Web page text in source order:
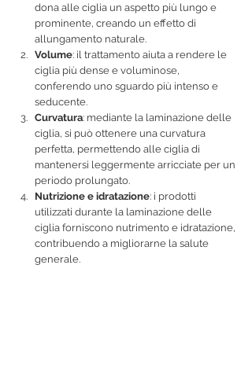
dona alle ciglia un aspetto più lungo e
prominente, creando un effetto di
allungamento naturale.
Volume: il trattamento aiuta a rendere le
ciglia più dense e voluminose,
conferendo uno sguardo più intenso e
seducente.
Curvatura: mediante la laminazione delle
ciglia, si può ottenere una curvatura
perfetta, permettendo alle ciglia di
mantenersi leggermente arricciate per un
periodo prolungato.
Nutrizione e idratazione: i prodotti
utilizzati durante la laminazione delle
ciglia forniscono nutrimento e idratazione,
contribuendo a migliorarne la salute
generale.